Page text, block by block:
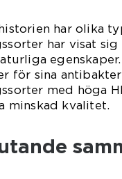
har olika
har visat
för sina
med höga
minskad kvalitet.